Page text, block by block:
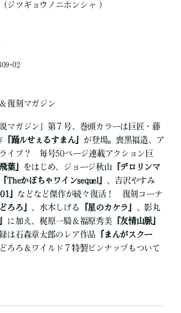
（ジツギョウノニホンシャ ）
02
復刻マガジン
マガジン」第７号、巻頭カラーは巨匠・藤
『踊ルせぇるすまん』 が登場。喪黒福造、ア
イブ？ 毎号50ページ連載アクション巨
葉』 をはじめ、ジョージ秋山 『デロリンマ
『Theかぼちゃワインsequel』 、吉沢やすみ
』 などなど傑作が続々復活！ 復刻コーナ
どろろ』 、水木しげる 『星のカケラ』 、影丸
に加え、梶原一騎＆福原秀美『友情山脈』
は石森章太郎のレア作品 『まんがスクー
ろろ＆ワイルド７特製ピンナップもついて